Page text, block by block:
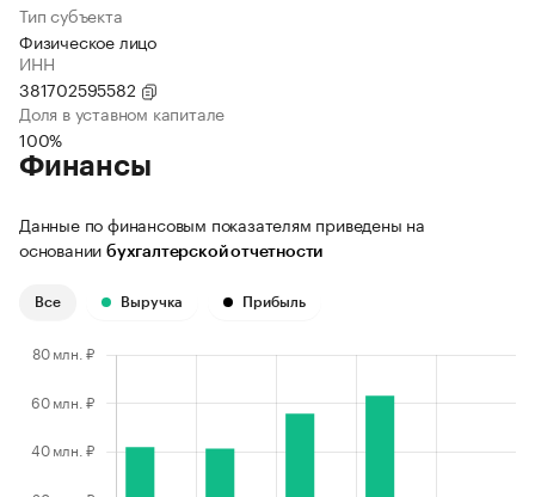
Тип субъекта
Физическое лицо
ИНН
381702595582
Доля в уставном капитале
100%
Финансы
Данные по финансовым показателям приведены на
основании бухгалтерской отчетности
Все Выручка Прибыль